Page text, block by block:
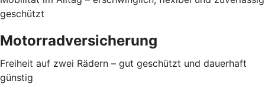
geschützt
Motorradversicherung
Freiheit auf zwei Rädern – gut geschützt und dauerhaft
günstig